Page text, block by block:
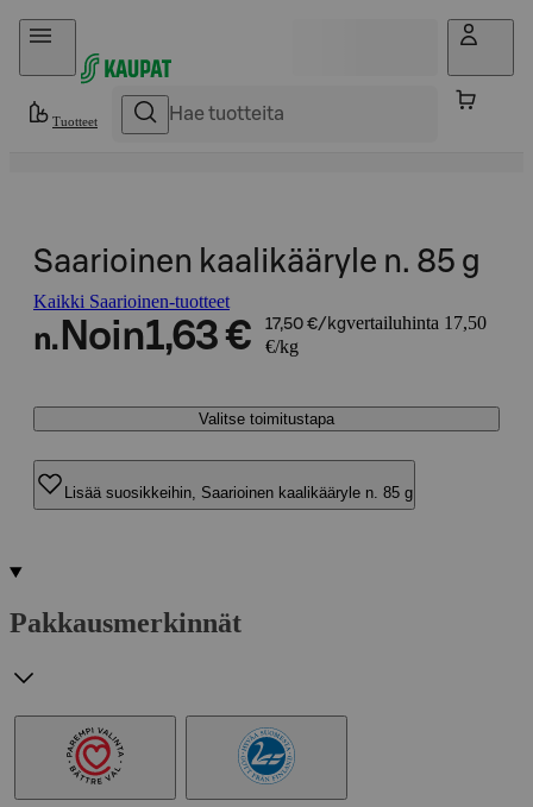
Hyppää sisältöön
Tuotteet
Saarioinen kaalikääryle n. 85 g
Kaikki Saarioinen-tuotteet
n. Noin1,63 € 17,50 €/kgvertailuhinta 17,50
€/kg
Valitse toimitustapa
Lisää suosikkeihin, Saarioinen kaalikääryle n. 85 g
Pakkausmerkinnät